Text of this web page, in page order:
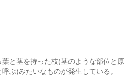
と茎を持った枝(茎のような部位と原
ぶ)みたいなものが発生している。